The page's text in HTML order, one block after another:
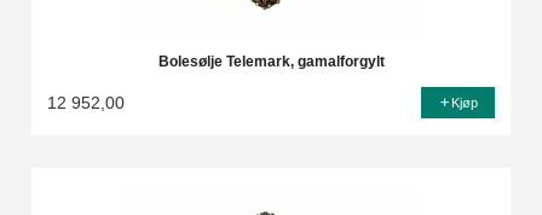
Bolesølje Telemark, gamalforgylt
12 952,00 Kjøp